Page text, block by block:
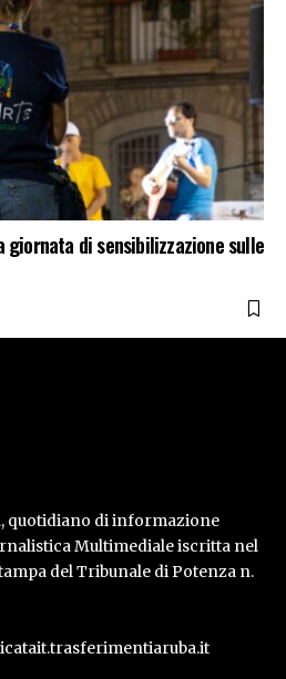
giornata di sensibilizzazione sulle
quotidiano di informazione
Multimediale iscritta nel
del Tribunale di Potenza n.